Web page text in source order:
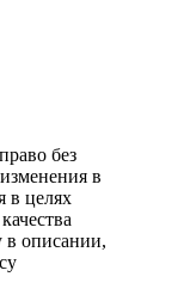
без
в
в целях
в описании,